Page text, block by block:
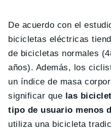
De acuerdo con el
bicicletas eléctricas
de bicicletas normales
años). Además, los
un índice de masa
significar que las
tipo de usuario menos
utiliza una bicicleta